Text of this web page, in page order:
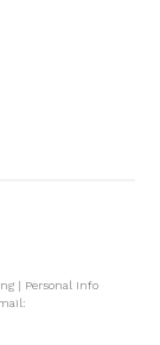
| Personal Info